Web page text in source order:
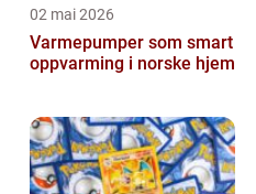
02 mai 2026
Varmepumper som smart
oppvarming i norske hjem